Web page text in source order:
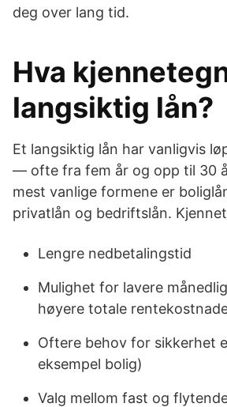
deg over lang tid.
Hva
langsiktig lån?
Et langsiktig lån har vanligvis
— ofte fra fem år og opp til 30
mest vanlige formene er
privatlån og bedriftslån.
Lengre nedbetalingstid
Mulighet for lavere
høyere totale
Oftere behov for sikkerhet
eksempel bolig)
Valg mellom fast og